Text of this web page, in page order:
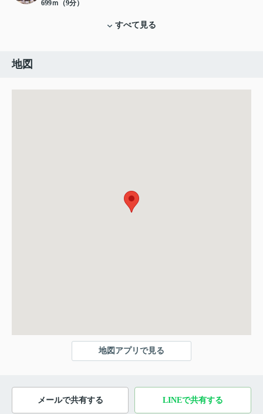
699ｍ（9分）
すべて見る
地図
地図アプリで見る
メールで共有する LINEで共有する